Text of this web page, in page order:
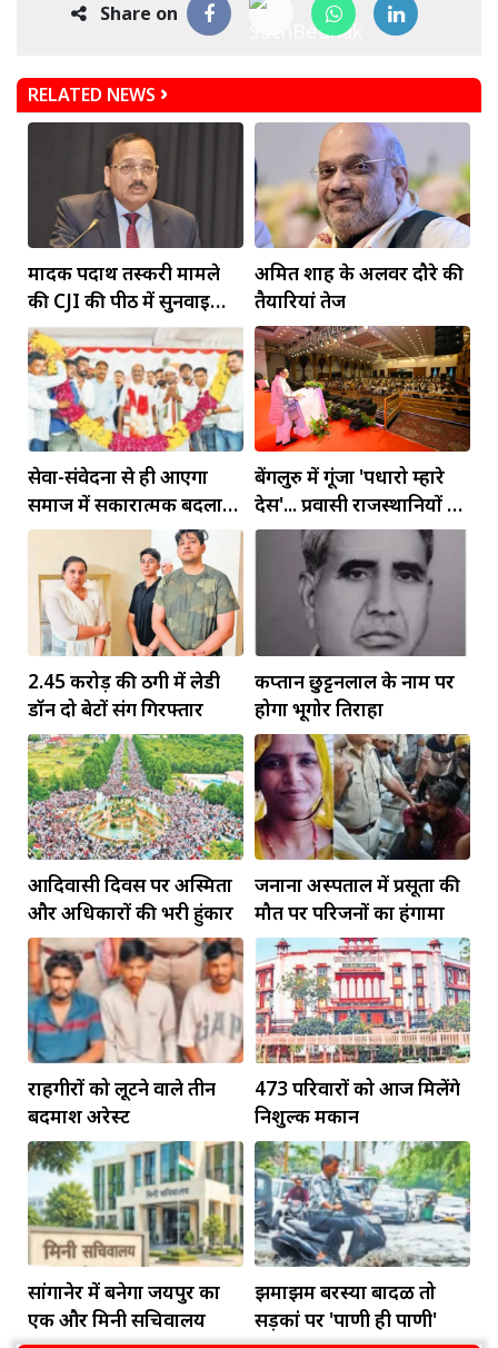
Share on
RELATED NEWS
मादक पदार्थ तस्करी मामले
की CJI की पीठ में सुनवाई
आज
अमित शाह के अलवर दौरे की
तैयारियां तेज
सेवा-संवेदना से ही आएगा
समाज में सकारात्मक बदलाव:
बिरला
बेंगलुरु में गूंजा 'पधारो म्हारे
देस'... प्रवासी राजस्थानियों को
सीएम ने दिया न्योता
2.45 करोड़ की ठगी में लेडी
डॉन दो बेटों संग गिरफ्तार
कप्तान छुट्टनलाल के नाम पर
होगा भूगोर तिराहा
आदिवासी दिवस पर अस्मिता
और अधिकारों की भरी हुंकार
जनाना अस्पताल में प्रसूता की
मौत पर परिजनों का हंगामा
राहगीरों को लूटने वाले तीन
बदमाश अरेस्ट
473 परिवारों को आज मिलेंगे
निशुल्क मकान
सांगानेर में बनेगा जयपुर का
एक और मिनी सचिवालय
झमाझम बरस्या बादळ तो
सड़कां पर 'पाणी ही पाणी'